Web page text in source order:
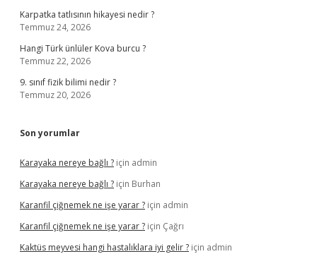
Karpatka tatlısının hikayesi nedir ?
Temmuz 24, 2026
Hangi Türk ünlüler Kova burcu ?
Temmuz 22, 2026
9. sınıf fizik bilimi nedir ?
Temmuz 20, 2026
Son yorumlar
Karayaka nereye bağlı ? için admin
Karayaka nereye bağlı ? için Burhan
Karanfil çiğnemek ne işe yarar ? için admin
Karanfil çiğnemek ne işe yarar ? için Çağrı
Kaktüs meyvesi hangi hastalıklara iyi gelir ? için admin